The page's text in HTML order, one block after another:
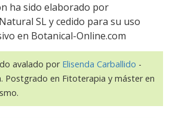
ha sido elaborado por
SL y cedido para su uso
en Botanical-Online.com
avalado por Elisenda Carballido -
Postgrado en Fitoterapia y máster en